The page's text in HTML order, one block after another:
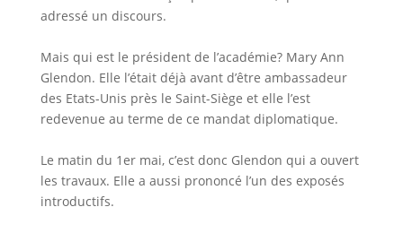
adressé un discours.
Mais qui est le président de l’académie? Mary Ann
Glendon. Elle l’était déjà avant d’être ambassadeur
des Etats-Unis près le Saint-Siège et elle l’est
redevenue au terme de ce mandat diplomatique.
Le matin du 1er mai, c’est donc Glendon qui a ouvert
les travaux. Elle a aussi prononcé l’un des exposés
introductifs.